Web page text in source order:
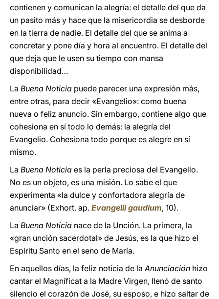
contienen y comunican la alegría: el detalle del que da
un pasito más y hace que la misericordia se desborde
en la tierra de nadie. El detalle del que se anima a
concretar y pone día y hora al encuentro. El detalle del
que deja que le usen su tiempo con mansa
disponibilidad…
La Buena Noticia puede parecer una expresión más,
entre otras, para decir «Evangelio»: como buena
nueva o feliz anuncio. Sin embargo, contiene algo que
cohesiona en sí todo lo demás: la alegría del
Evangelio. Cohesiona todo porque es alegre en sí
mismo.
La Buena Noticia es la perla preciosa del Evangelio.
No es un objeto, es una misión. Lo sabe el que
experimenta «la dulce y confortadora alegría de
anunciar» (Exhort. ap. Evangelii gaudium, 10).
La Buena Noticia nace de la Unción. La primera, la
«gran unción sacerdotal» de Jesús, es la que hizo el
Espíritu Santo en el seno de María.
En aquellos días, la feliz noticia de la Anunciación hizo
cantar el Magníficat a la Madre Virgen, llenó de santo
silencio el corazón de José, su esposo, e hizo saltar de